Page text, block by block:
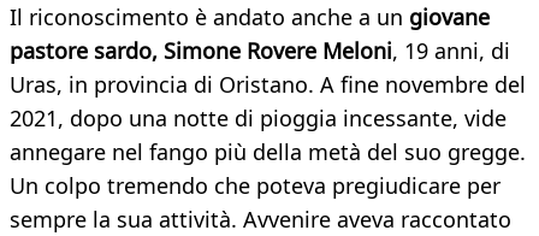
Il riconoscimento è andato anche a un giovane
pastore sardo, Simone Rovere Meloni, 19 anni, di
Uras, in provincia di Oristano. A fine novembre del
2021, dopo una notte di pioggia incessante, vide
annegare nel fango più della metà del suo gregge.
Un colpo tremendo che poteva pregiudicare per
sempre la sua attività. Avvenire aveva raccontato